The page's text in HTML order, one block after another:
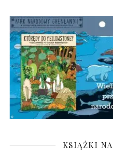
KSIĄŻKI NA